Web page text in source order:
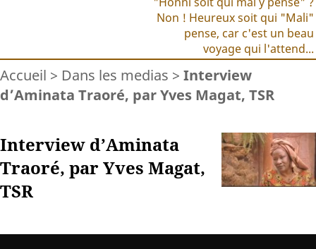
Non ! Heureux soit qui "Mali"
pense, car c'est un beau
voyage qui l'attend...
Accueil > Dans les medias > Interview
d’Aminata Traoré, par Yves Magat, TSR
Interview d’Aminata
Traoré, par Yves Magat,
TSR